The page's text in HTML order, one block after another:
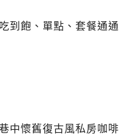
到飽、單點、套餐通通
中懷舊復古風私房咖啡